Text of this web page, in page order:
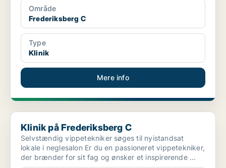
Område
Frederiksberg C
Type
Klinik
Mere info
Klinik på Frederiksberg C
Klinik på Frederiksberg C
Selvstændig vippetekniker søges til nyistandsat
lokale i neglesalon Er du en passioneret vippetekniker,
der brænder for sit fag og ønsker et inspirerende ...